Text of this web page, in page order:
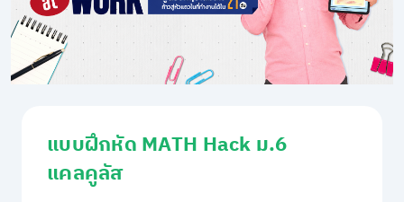
แบบฝึกหัด MATH Hack ม.6
แคลคูลัส